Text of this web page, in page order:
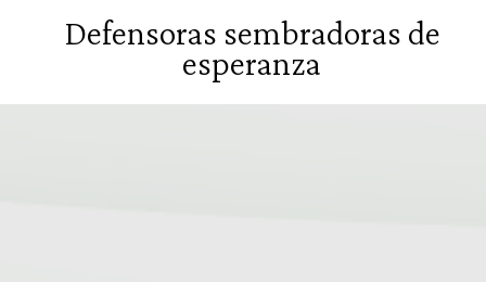
Defensoras sembradoras de
esperanza